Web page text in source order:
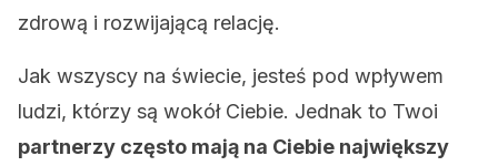
zdrową i rozwijającą relację.
Jak wszyscy na świecie, jesteś pod wpływem
ludzi, którzy są wokół Ciebie. Jednak to Twoi
partnerzy często mają na Ciebie największy